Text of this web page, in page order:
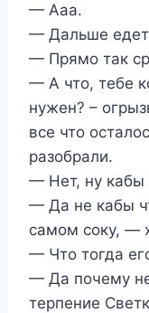
— Ааа.
— Дальше
— Прямо так
— А что, тебе
нужен? –
все что
разобрали.
— Нет, ну кабы
— Да не кабы
самом соку, —
— Что тогда
— Да почему
терпение